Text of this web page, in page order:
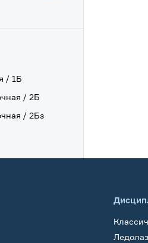
/ 1Б
/ 2Б
/ 2Бз